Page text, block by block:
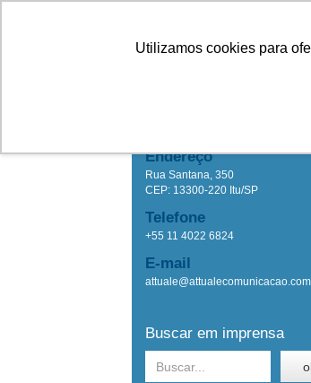
Utilizamos cookies para
Endereço
Rua Santana, 350
CEP: 13300-220 Itu/SP
Telefone
+55 11 4022 6824
E-mail
Buscar em imprensa